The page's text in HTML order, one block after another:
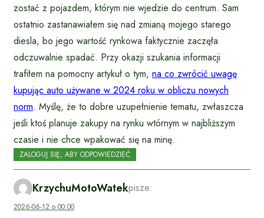
zostać z pojazdem, którym nie wjedzie do centrum. Sam
ostatnio zastanawiałem się nad zmianą mojego starego
diesla, bo jego wartość rynkowa faktycznie zaczęła
odczuwalnie spadać. Przy okazji szukania informacji
trafiłem na pomocny artykuł o tym, na co zwrócić uwagę
kupując auto używane w 2024 roku w obliczu nowych
norm. Myślę, że to dobre uzupełnienie tematu, zwłaszcza
jeśli ktoś planuje zakupy na rynku wtórnym w najbliższym
czasie i nie chce wpakować się na minę.
ZALOGUJ SIĘ, ABY ODPOWIEDZIEĆ
KrzychuMotoWatekpisze:
2026-06-12 o 00:00